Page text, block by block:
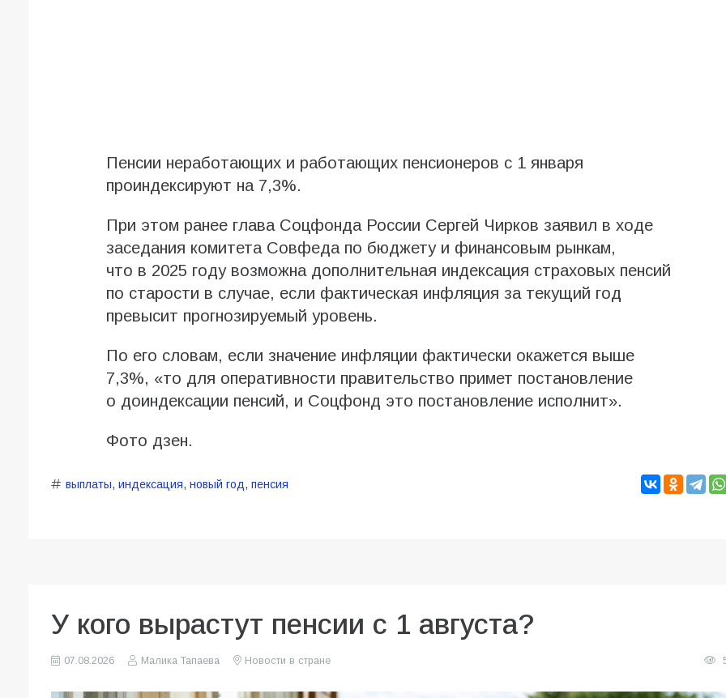
Пенсии неработающих и работающих пенсионеров с 1 января
проиндексируют на 7,3%.
При этом ранее глава Соцфонда России Сергей Чирков заявил в ходе
заседания комитета Совфеда по бюджету и финансовым рынкам,
что в 2025 году возможна дополнительная индексация страховых пенсий
по старости в случае, если фактическая инфляция за текущий год
превысит прогнозируемый уровень.
По его словам, если значение инфляции фактически окажется выше
7,3%, «то для оперативности правительство примет постановление
о доиндексации пенсий, и Соцфонд это постановление исполнит».
Фото дзен.
выплаты, индексация, новый год, пенсия
У кого вырастут пенсии с 1 августа?
07.08.2026 Малика Тапаева Новости в стране